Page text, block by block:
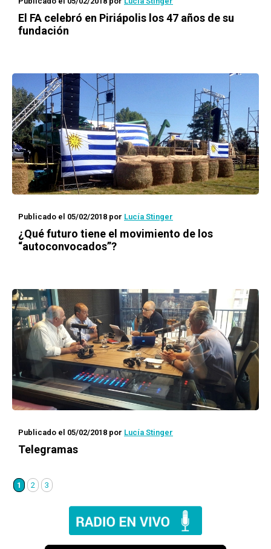
El FA celebró en Piriápolis los 47 años de su
fundación
Publicado el 05/02/2018 por Lucía Stinger
¿Qué futuro tiene el movimiento de los
“autoconvocados”?
Publicado el 05/02/2018 por Lucía Stinger
Telegramas
1 2 3